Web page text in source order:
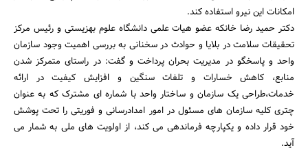
امکانات این نیرو استفاده کند.
دکتر حمید رضا خانکه عضو هیات علمی دانشگاه علوم بهزیستی و رئیس مرکز
تحقیقات سلامت در بلایا و حوادث در سخنانی به بررسی اهمیت وجود سازمان
واحد و پاسخگو در مدیریت بحران پرداخت و گفت: در راستای متمرکز شدن
منابع، کاهش خسارات و تلفات سنگین و افزایش کیفیت در ارائه
خدمات،طراحی یک سازمان و ساختار واحد با شماره ای مشترک که به عنوان
چتری کلیه سازمان های مسئول در امور امدادرسانی و فوریتی را تحت پوشش
خود قرار داده و یکپارچه فرماندهی می کند، از اولویت های ملی به شمار می
آید.